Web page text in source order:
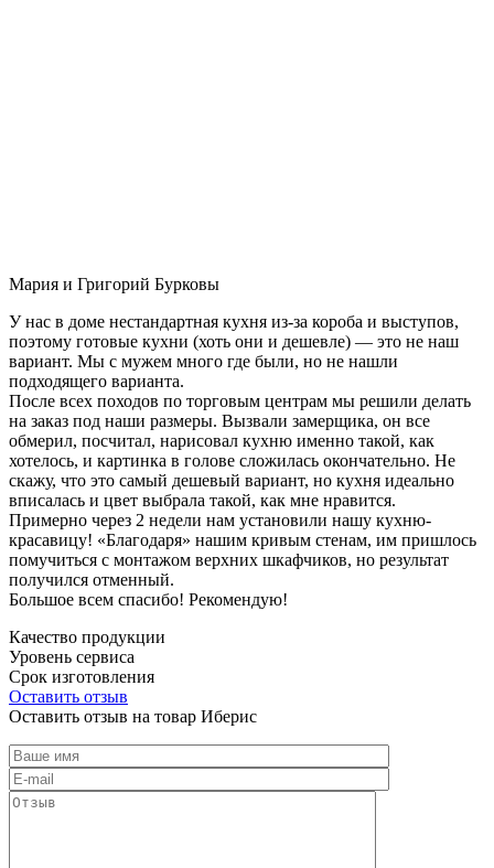
Мария и Григорий Бурковы
У нас в доме нестандартная кухня из-за короба и выступов,
поэтому готовые кухни (хоть они и дешевле) — это не наш
вариант. Мы с мужем много где были, но не нашли
подходящего варианта.
После всех походов по торговым центрам мы решили делать
на заказ под наши размеры. Вызвали замерщика, он все
обмерил, посчитал, нарисовал кухню именно такой, как
хотелось, и картинка в голове сложилась окончательно. Не
скажу, что это самый дешевый вариант, но кухня идеально
вписалась и цвет выбрала такой, как мне нравится.
Примерно через 2 недели нам установили нашу кухню-
красавицу! «Благодаря» нашим кривым стенам, им пришлось
помучиться с монтажом верхних шкафчиков, но результат
получился отменный.
Большое всем спасибо! Рекомендую!
Качество продукции
Уровень сервиса
Срок изготовления
Оставить отзыв
Оставить отзыв на товар Иберис